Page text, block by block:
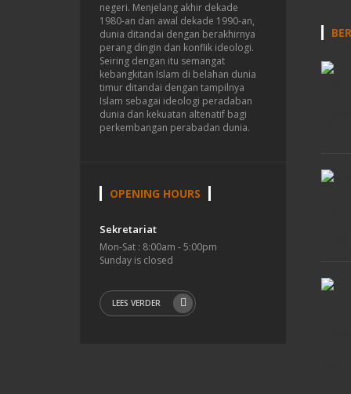
negeri. Menjelang akhir dekade
1980-an dan awal dekade 1990-an,
dunia ditandai dengan berakhirnya
perang dingin dan konflik ideologi.
Seiring dengan itu semangat
kebangkitan Islam di belahan dunia
timur ditandai dengan tampilnya
Islam sebagai ideologi peradaban
dunia dan kekuatan altenatif bagi
perkembangan perabadan dunia.
OPENING HOURS
Sekretariat
Mon-Sat : 8:00am - 5:00pm
Sunday is closed
LEES VERDER